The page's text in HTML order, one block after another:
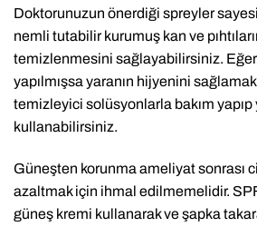
Doktorunuzun önerdiği spreyler
nemli tutabilir kurumuş kan ve
temizlenmesini sağlayabilirsiniz. Eğer
yapılmışsa yaranın hijyenini
temizleyici solüsyonlarla bakım yapıp
kullanabilirsiniz.
Güneşten korunma ameliyat sonrası
azaltmak için ihmal edilmemelidir.
güneş kremi kullanarak ve şapka